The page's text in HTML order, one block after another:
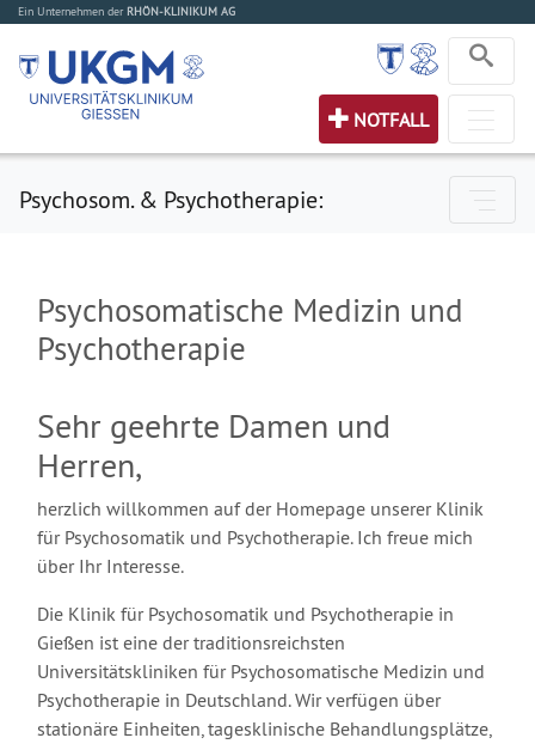
Ein Unternehmen der RHÖN-KLINIKUM AG
NOTFALL
Psychosom. & Psychotherapie:
Psychosomatische Medizin und
Psychotherapie
Sehr geehrte Damen und
Herren,
herzlich willkommen auf der Homepage unserer Klinik
für Psychosomatik und Psychotherapie. Ich freue mich
über Ihr Interesse.
Die Klinik für Psychosomatik und Psychotherapie in
Gießen ist eine der traditionsreichsten
Universitätskliniken für Psychosomatische Medizin und
Psychotherapie in Deutschland. Wir verfügen über
stationäre Einheiten, tagesklinische Behandlungsplätze,